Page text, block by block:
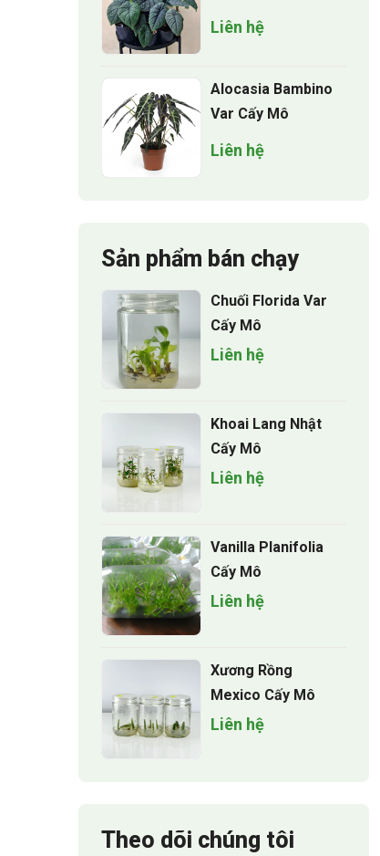
Liên hệ
Alocasia Bambino
Var Cấy Mô
Liên hệ
Sản phẩm bán chạy
Chuối Florida Var
Cấy Mô
Liên hệ
Khoai Lang Nhật
Cấy Mô
Liên hệ
Vanilla Planifolia
Cấy Mô
Liên hệ
Xương Rồng
Mexico Cấy Mô
Liên hệ
Theo dõi chúng tôi